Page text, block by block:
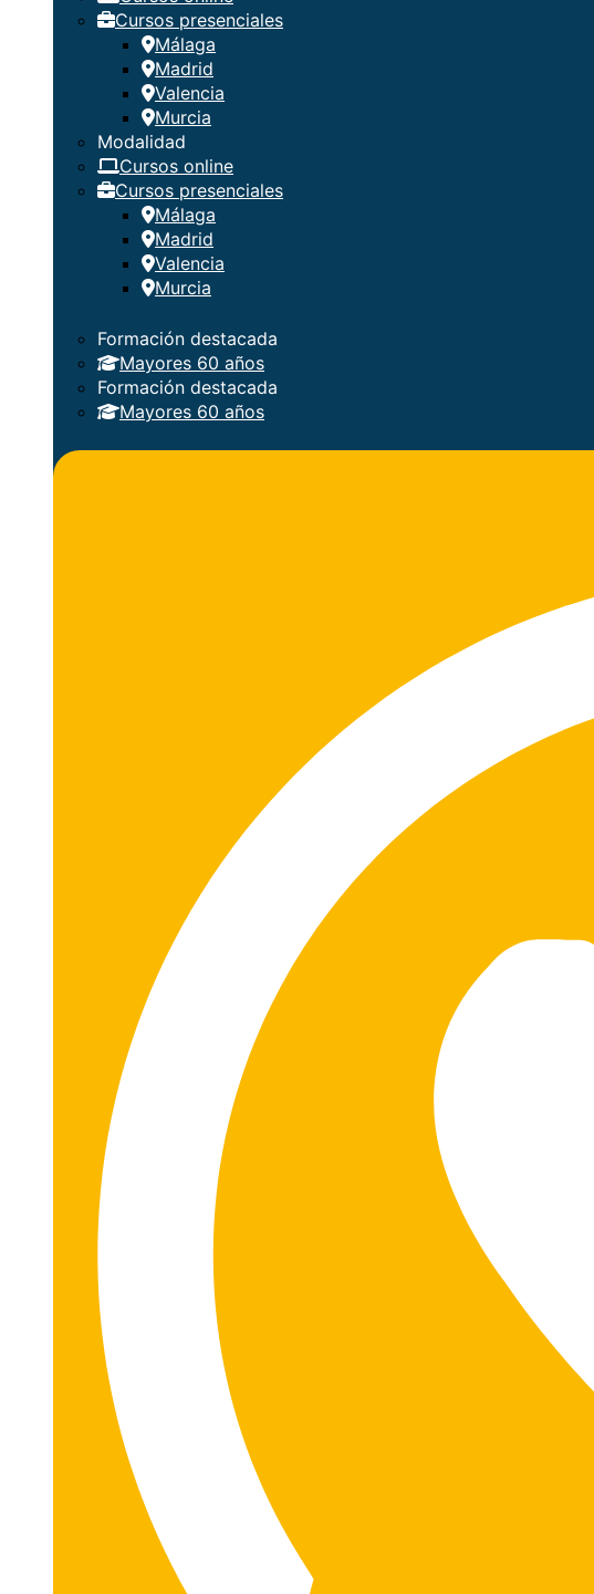
Cursos presenciales
Málaga
Madrid
Valencia
Murcia
Modalidad
Cursos online
Cursos presenciales
Málaga
Madrid
Valencia
Murcia
Formación destacada
Mayores 60 años
Formación destacada
Mayores 60 años